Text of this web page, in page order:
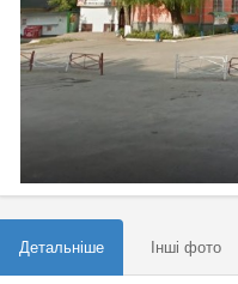
Детальніше Інші фото